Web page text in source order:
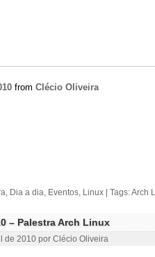
from Clécio Oliveira
, Dia a dia, Eventos, Linux | Tags:Arch
– Palestra Arch Linux
de 2010 por Clécio Oliveira